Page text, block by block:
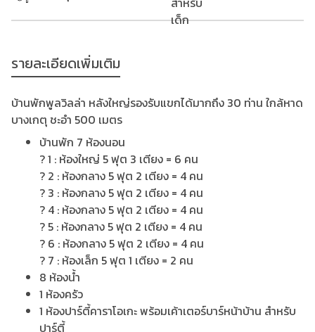
รายละเอียดเพิ่มเติม
บ้านพักพูลวิลล่า หลังใหญ่รองรับแขกได้มากถึง 30 ท่าน ใกล้หาด
บางเกตุ ชะอำ 500 เมตร
บ้านพัก 7 ห้องนอน
? 1 : ห้องใหญ่ 5 ฟุต 3 เตียง = 6 คน
? 2 : ห้องกลาง 5 ฟุต 2 เตียง = 4 คน
? 3 : ห้องกลาง 5 ฟุต 2 เตียง = 4 คน
? 4 : ห้องกลาง 5 ฟุต 2 เตียง = 4 คน
? 5 : ห้องกลาง 5 ฟุต 2 เตียง = 4 คน
? 6 : ห้องกลาง 5 ฟุต 2 เตียง = 4 คน
? 7 : ห้องเล็ก 5 ฟุต 1 เตียง = 2 คน
8 ห้องน้ำ
1 ห้องครัว
1 ห้องปาร์ตี้คาราโอเกะ พร้อมเค้าเตอร์บาร์หน้าบ้าน สำหรับ
ปาร์ตี้